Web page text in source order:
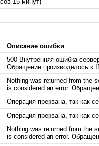
15 минут)
Описание ошибки
500 Внутренняя ошибка
Обращение производилось к
Nothing was returned from the
is considered an error.
Операция прервана, так как
Операция прервана, так как
Nothing was returned from the
is considered an error.